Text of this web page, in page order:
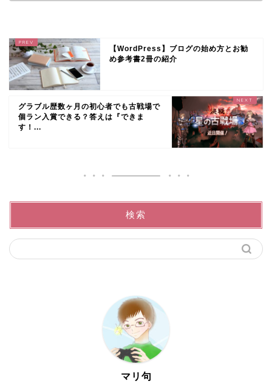
【WordPress】ブログの始め方とお勧
め参考書2冊の紹介
グラブル歴数ヶ月の初心者でも古戦場で
個ラン入賞できる？答えは『できま
す！...
検索
マリ句